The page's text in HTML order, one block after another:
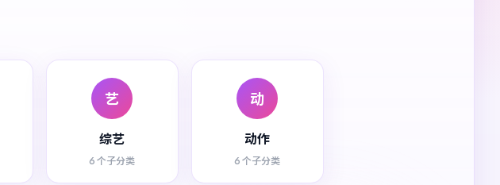
艺
综艺
6 个子分类
动
动作
6 个子分类